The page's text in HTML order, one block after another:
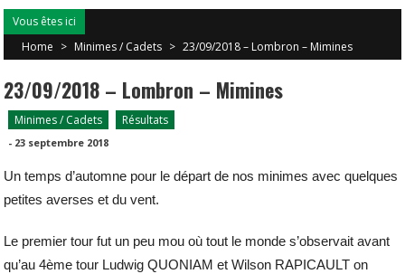
Vous êtes ici
Home > Minimes / Cadets > 23/09/2018 – Lombron – Mimines
23/09/2018 – Lombron – Mimines
Minimes / Cadets Résultats
- 23 septembre 2018
Un temps d’automne pour le départ de nos minimes avec quelques
petites averses et du vent.
Le premier tour fut un peu mou où tout le monde s’observait avant
qu’au 4ème tour Ludwig QUONIAM et Wilson RAPICAULT on